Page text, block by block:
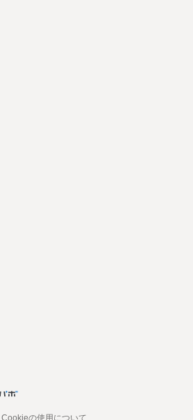
Cookieの使用について